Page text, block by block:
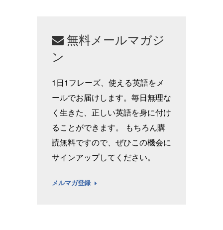
無料メールマガジ
ン
1日1フレーズ、使える英語をメ
ールでお届けします。毎日無理な
く生きた、正しい英語を身に付け
ることができます。 もちろん購
読無料ですので、ぜひこの機会に
サインアップしてください。
メルマガ登録